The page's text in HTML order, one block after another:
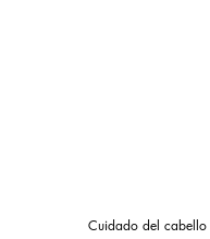
Cuidado del cabello